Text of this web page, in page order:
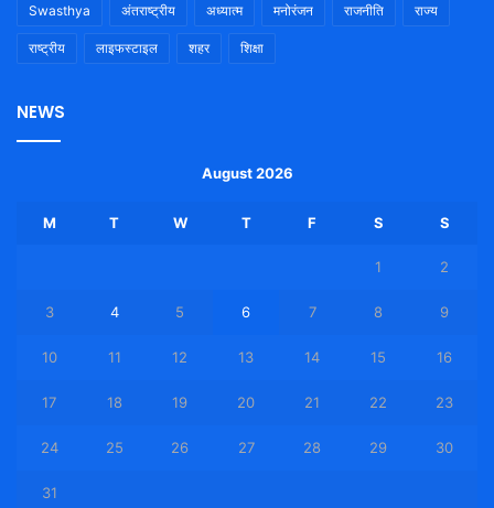
Swasthya अंतराष्ट्रीय अध्यात्म मनोरंजन राजनीति राज्य
राष्ट्रीय लाइफस्टाइल शहर शिक्षा
NEWS
August 2026
M T W T F S S
1 2
3 4 5 6 7 8 9
10 11 12 13 14 15 16
17 18 19 20 21 22 23
24 25 26 27 28 29 30
31